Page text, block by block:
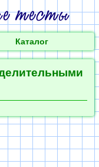
Каталог